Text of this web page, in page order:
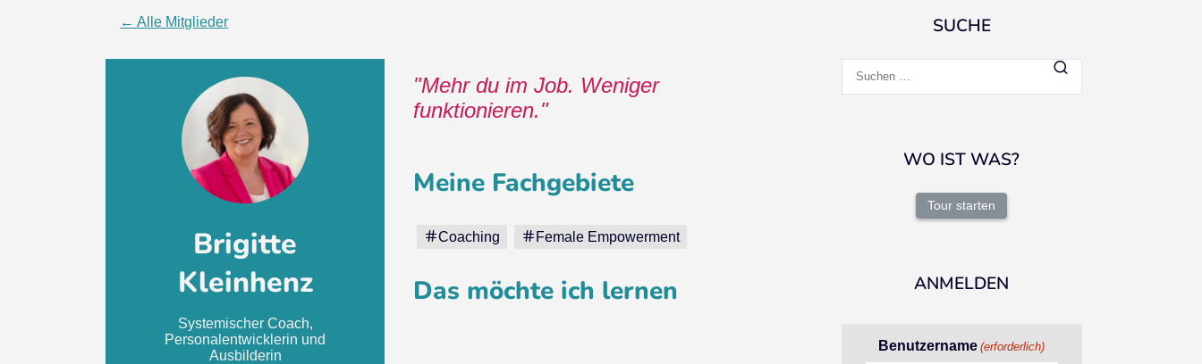
← Alle Mitglieder
Brigitte
Kleinhenz
Systemischer Coach,
Personalentwicklerin und
Ausbilderin
Mehr du im Job. Weniger
funktionieren.
Meine Fachgebiete
Coaching Female Empowerment
Das möchte ich lernen
SUCHE
nach:
WO IST WAS?
Tour starten
ANMELDEN
Benutzername (erforderlich)